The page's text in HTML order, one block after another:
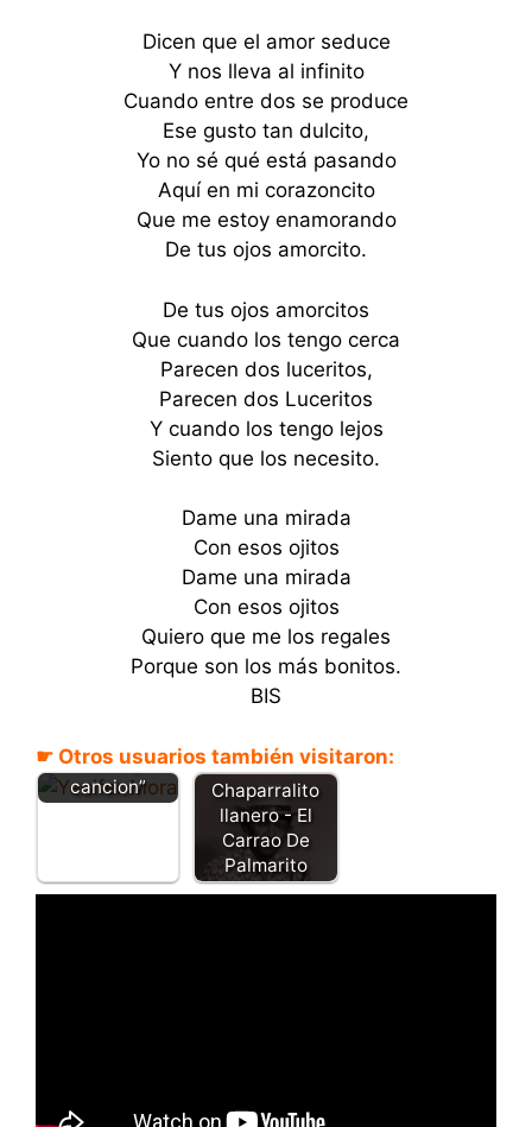
Dicen que el amor seduce
Y nos lleva al infinito
Cuando entre dos se produce
Ese gusto tan dulcito,
Yo no sé qué está pasando
Aquí en mi corazoncito
Que me estoy enamorando
De tus ojos amorcito.
De tus ojos amorcitos
Que cuando los tengo cerca
Parecen dos luceritos,
Parecen dos Luceritos
Y cuando los tengo lejos
Siento que los necesito.
Dame una mirada
Con esos ojitos
Dame una mirada
Con esos ojitos
Quiero que me los regales
Porque son los más bonitos.
BIS
☛ Otros usuarios también visitaron:
“Letra y
cancion”
Chaparralito
llanero - El
Carrao De
Palmarito